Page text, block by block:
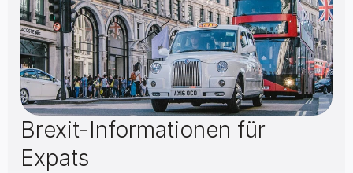
Brexit-Informationen für
Expats